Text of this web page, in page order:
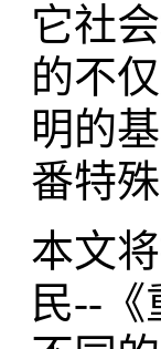
它社
的不
明的
番特
本文
民--